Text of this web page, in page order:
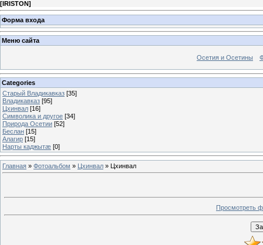
[IRISTON]
Форма входа
Меню сайта
Осетия и Осетины
Categories
Старый Владикавказ [35]
Владикавказ [95]
Цхинвал [16]
Символика и другое [34]
Природа Осетии [52]
Беслан [15]
Алагир [15]
Нарты каджытæ [0]
Главная » Фотоальбом » Цхинвал » Цхинвал
Просмотреть